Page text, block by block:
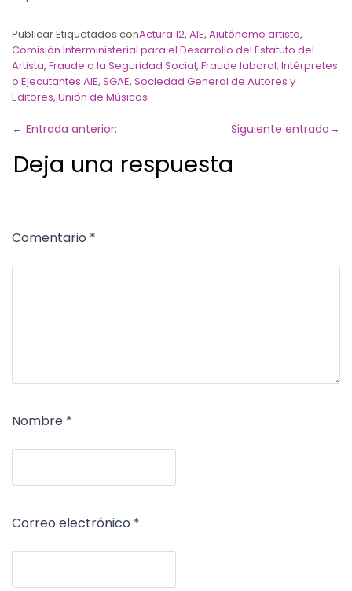
Publicar Etiquetados conActura 12,AIE,Aiutónomo artista,
Comisión Interministerial para el Desarrollo del Estatuto del
Artista,Fraude a la Seguridad Social,Fraude laboral,Intérpretes
o Ejecutantes AIE,SGAE,Sociedad General de Autores y
Editores,Unión de Músicos
← Entrada anterior: Siguiente entrada→
Deja una respuesta
Comentario *
Nombre *
Correo electrónico *